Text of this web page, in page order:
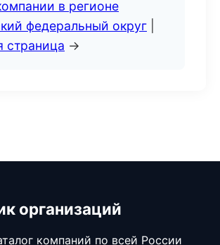
в регионе
федеральный округ
страница →
организаций
компаний по всей России